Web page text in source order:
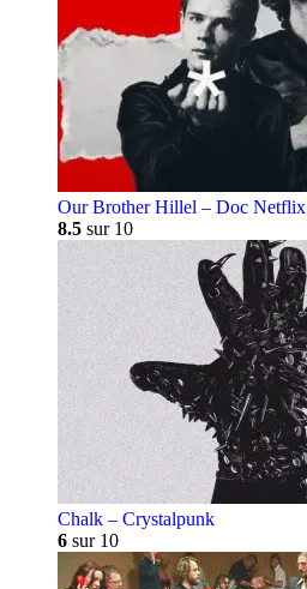
Our Brother Hillel – Doc Netflix
8.5 sur 10
Chalk – Crystalpunk
6 sur 10